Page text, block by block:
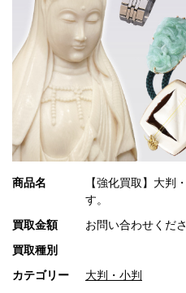
商品名
【強化買取】大判
す。
買取金額
お問い合わせくだ
買取種別
カテゴリー
大判・小判